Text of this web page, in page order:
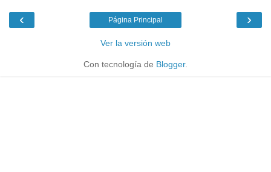
‹ ›
Página Principal
Ver la versión web
Con tecnología de Blogger.